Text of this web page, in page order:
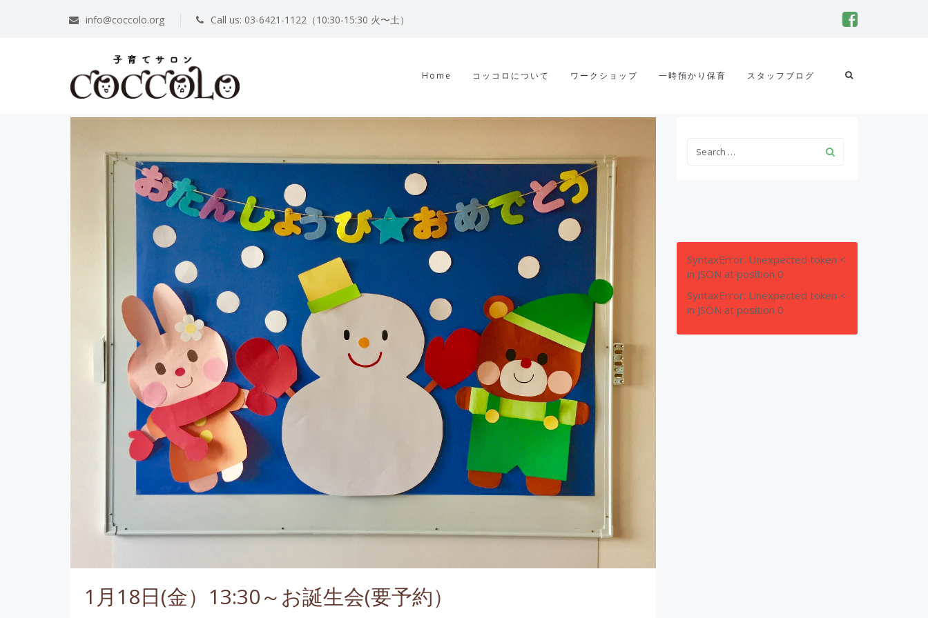
info@coccolo.org Call us: 03-6421-1122（10:30-15:30 火〜土）
Home コッコロについて ワークショップ 一時預かり保育 スタッフブログ
1月18日(金）13:30～お誕生会(要予約）
SyntaxError: Unexpected token <
in JSON at position 0
SyntaxError: Unexpected token <
in JSON at position 0